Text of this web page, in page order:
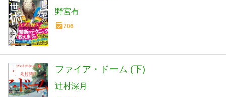
野宮有
706
ファイア・ドーム (下)
辻村深月